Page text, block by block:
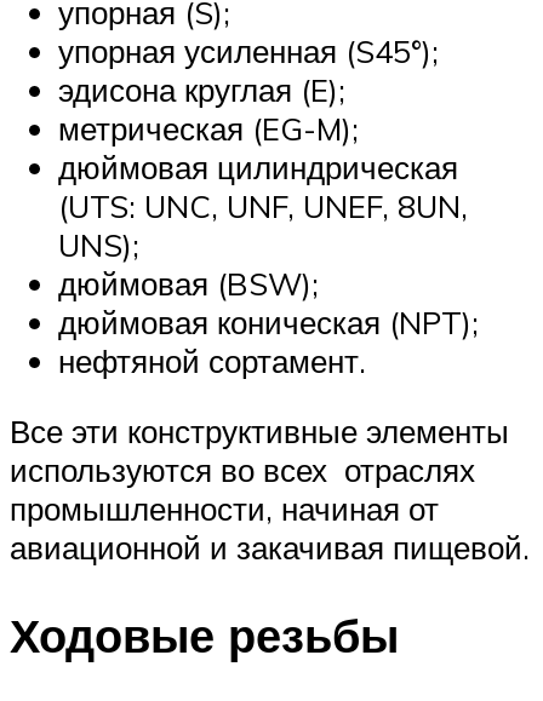
упорная (S);
упорная усиленная (S45°);
эдисона круглая (E);
метрическая (EG-M);
дюймовая цилиндрическая
(UTS: UNC, UNF, UNEF, 8UN,
UNS);
дюймовая (BSW);
дюймовая коническая (NPT);
нефтяной сортамент.
Все эти конструктивные элементы
используются во всех отраслях
промышленности, начиная от
авиационной и закачивая пищевой.
Ходовые резьбы